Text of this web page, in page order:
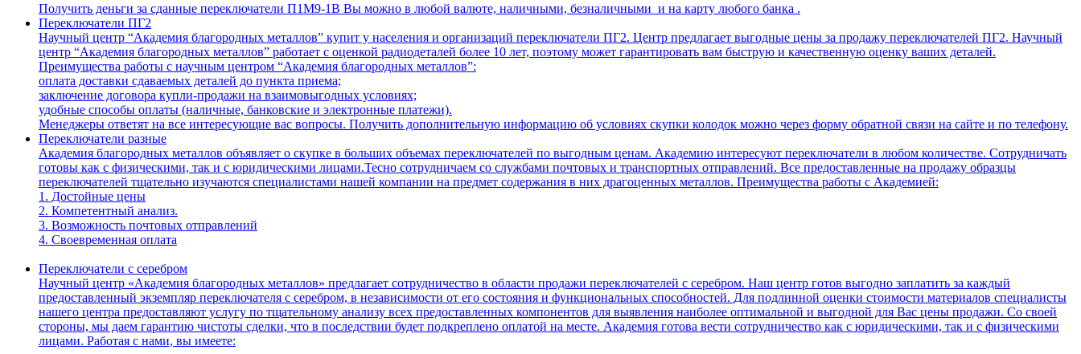
Получить деньги за сданные переключатели П1М9-1В Вы можно в любой валюте, наличными, безналичными и на карту любого банка .
Переключатели ПГ2
Научный центр “Академия благородных металлов” купит у населения и организаций переключатели ПГ2. Центр предлагает выгодные цены за продажу переключателей ПГ2. Научный
центр “Академия благородных металлов” работает с оценкой радиодеталей более 10 лет, поэтому может гарантировать вам быструю и качественную оценку ваших деталей.
Преимущества работы с научным центром “Академия благородных металлов”:
оплата доставки сдаваемых деталей до пункта приема;
заключение договора купли-продажи на взаимовыгодных условиях;
удобные способы оплаты (наличные, банковские и электронные платежи).
Менеджеры ответят на все интересующие вас вопросы. Получить дополнительную информацию об условиях скупки колодок можно через форму обратной связи на сайте и по телефону.
Переключатели разные
Академия благородных металлов объявляет о скупке в больших объемах переключателей по выгодным ценам. Академию интересуют переключатели в любом количестве. Сотрудничать
готовы как с физическими, так и с юридическими лицами.Тесно сотрудничаем со службами почтовых и транспортных отправлений. Все предоставленные на продажу образцы
переключателей тщательно изучаются специалистами нашей компании на предмет содержания в них драгоценных металлов. Преимущества работы с Академией:
1. Достойные цены
2. Компетентный анализ.
3. Возможность почтовых отправлений
4. Своевременная оплата
Переключатели с серебром
Научный центр «Академия благородных металлов» предлагает сотрудничество в области продажи переключателей с серебром. Наш центр готов выгодно заплатить за каждый
предоставленный экземпляр переключателя с серебром, в независимости от его состояния и функциональных способностей. Для подлинной оценки стоимости материалов специалисты
нашего центра предоставляют услугу по тщательному анализу всех предоставленных компонентов для выявления наиболее оптимальной и выгодной для Вас цены продажи. Со своей
стороны, мы даем гарантию чистоты сделки, что в последствии будет подкреплено оплатой на месте. Академия готова вести сотрудничество как с юридическими, так и с физическими
лицами. Работая с нами, вы имеете: